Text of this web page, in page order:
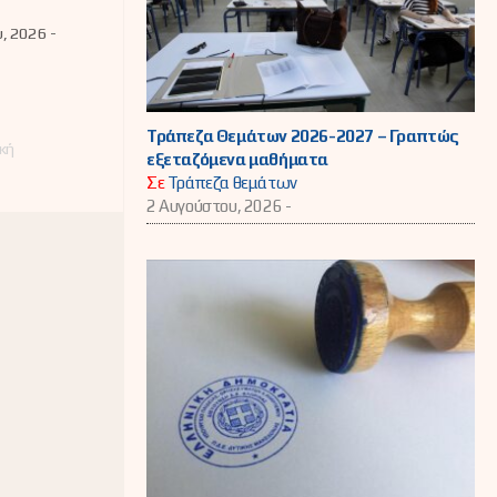
2021 (Α΄
2026 -
Τράπεζα Θεμάτων 2026-2027 – Γραπτώς
εξεταζόμενα μαθήματα
ΣεΤράπεζα θεμάτων
2 Αυγούστου, 2026 -